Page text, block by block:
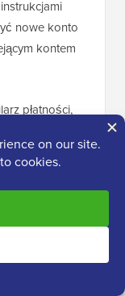
nowe konto
kontem
płatności,
upewnić się,
kluczy